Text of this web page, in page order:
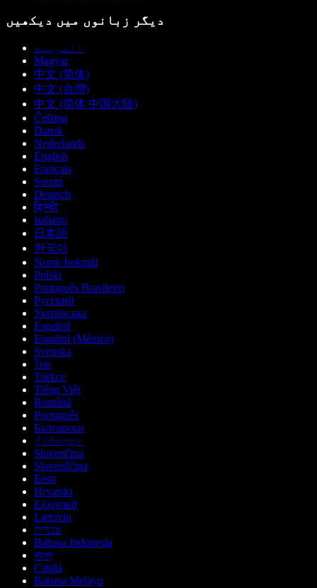
دیگر زبانوں میں دیکھیں
العربية
Magyar
中文 (简体)
中文 (台灣)
中文 (简体 中国大陆)
Čeština
Dansk
Nederlands
English
Français
Suomi
Deutsch
हिन्दी
Italiano
日本語
한국어
Norsk bokmål
Polski
Português Brasileiro
Русский
Українська
Español
Español (México)
Svenska
ไทย
Türkçe
Tiếng Việt
Română
Português
Български
ქართული
Slovenčina
Slovenščina
Eesti
Hrvatski
Ελληνικά
Lietuvių
עברית
Bahasa Indonesia
বাংলা
Català
Bahasa Melayu